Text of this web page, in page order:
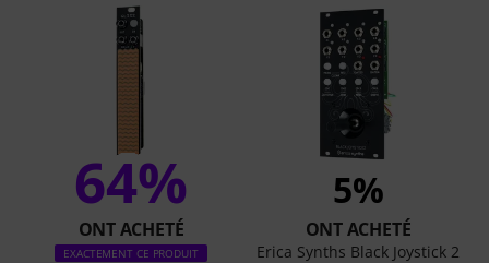
64%
ONT ACHETÉ
EXACTEMENT CE PRODUIT
5%
ONT ACHETÉ
Erica Synths Black Joystick 2